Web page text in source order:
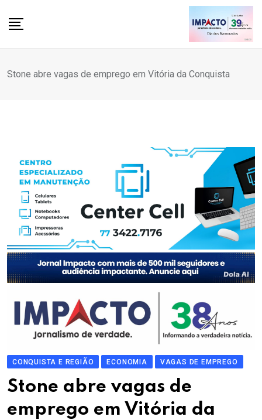
Stone abre vagas de emprego em Vitória da Conquista
CONQUISTA E REGIÃO ECONOMIA VAGAS DE EMPREGO
Stone abre vagas de
emprego em Vitória da